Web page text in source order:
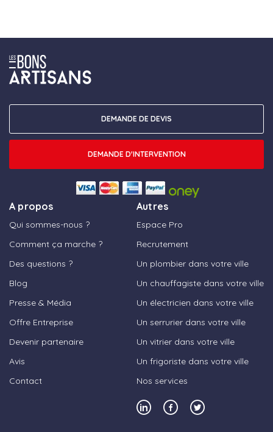
A propos
Qui sommes-nous ?
Comment ça marche ?
Des questions ?
Blog
Presse & Média
Offre Entreprise
Devenir partenaire
Avis
Contact
Autres
Espace Pro
Recrutement
Un plombier dans votre ville
Un chauffagiste dans votre ville
Un électricien dans votre ville
Un serrurier dans votre ville
Un vitrier dans votre ville
Un frigoriste dans votre ville
Nos services
DEMANDE DE DEVIS
DEMANDE D'INTERVENTION